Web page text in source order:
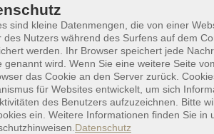
eine moderne, interaktive
Tablet oder per App über das
Dozierenden-Team bestimmen die
sind kleine Datenmengen, die von einer
des Nutzers während des Surfens auf dem
werden. Ihr Browser speichert jede
genannt wird. Wenn Sie eine weitere Seite
das Cookie an den Server zurück.
für Websites entwickelt, um sich
des Benutzers aufzuzeichnen. Bitte
ein. Weitere Informationen finden Sie in
Datenschutz